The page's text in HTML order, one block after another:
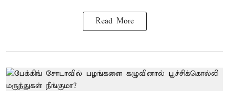
Read More